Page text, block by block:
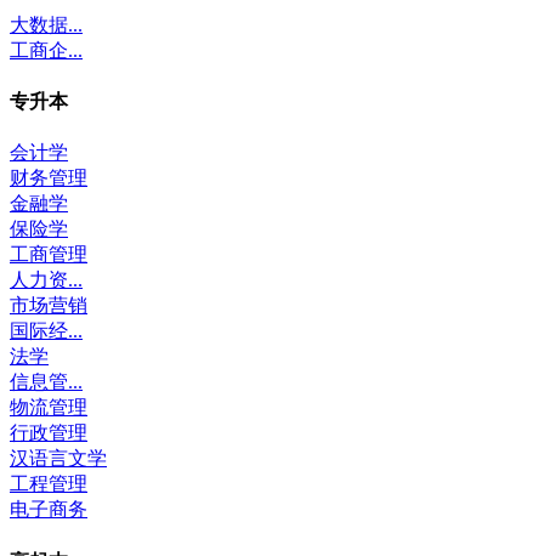
大数据...
工商企...
专升本
会计学
财务管理
金融学
保险学
工商管理
人力资...
市场营销
国际经...
法学
信息管...
物流管理
行政管理
汉语言文学
工程管理
电子商务